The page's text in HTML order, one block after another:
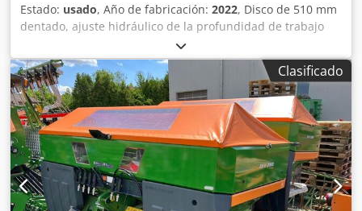
Estado: usado, Año de fabricación: 2022, Disco de 510 mm
dentado, ajuste hidráulico de la profundidad de trabajo
del grupo de discos / ajuste hidráulico de la profundidad
de trabajo de la unidad de nivelación, púas C-Mix-Ultra
para Ceus 50 / ajuste hidráulico de la profundidad de
trabajo del campo de púas con lanza hidráulica HD
CUCHILLA 80 mm / (14/K1) Chodpfx Aotz Tplelyja
Clasificado